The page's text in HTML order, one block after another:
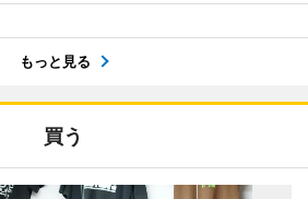
もっと見る
買う